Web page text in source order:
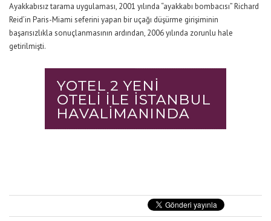
Ayakkabısız tarama uygulaması, 2001 yılında “ayakkabı bombacısı” Richard
Reid’in Paris-Miami seferini yapan bir uçağı düşürme girişiminin
başarısızlıkla sonuçlanmasının ardından, 2006 yılında zorunlu hale
getirilmişti.